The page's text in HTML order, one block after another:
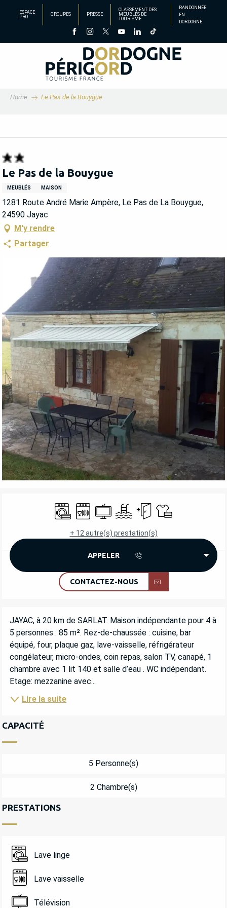
principal
ESPACE
PRO
GROUPES PRESSE
CLASSEMENT DES
MEUBLÉS DE
TOURISME
RANDONNÉE
EN
DORDOGNE
Home Le Pas de la Bouygue
Le Pas de la Bouygue
MEUBLÉS MAISON
1281 Route André Marie Ampère, Le Pas de La Bouygue,
24590 Jayac
M'y rendre
Partager
OUVERTURE ET COORDONNÉES
Lave lingeLave vaisselle
TélévisionPiscineEntrée indépendante
Draps et linge
+ 12 autre(s) prestation(s)
APPELER
CONTACTEZ-NOUS
DESCRIPTION
JAYAC, à 20 km de SARLAT. Maison indépendante pour 4 à
5 personnes : 85 m². Rez-de-chaussée : cuisine, bar
équipé, four, plaque gaz, lave-vaisselle, réfrigérateur
congélateur, micro-ondes, coin repas, salon TV, canapé, 1
chambre avec 1 lit 140 et salle d’eau . WC indépendant.
Etage: mezzanine avec...
Lire la suite
CAPACITÉ
5 Personne(s)
2 Chambre(s)
PRESTATIONS
Lave linge
Lave vaisselle
Télévision